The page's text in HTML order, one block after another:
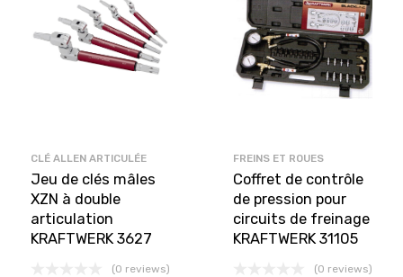
CLÉ ALLEN ARTICULÉE
Jeu de clés mâles
XZN à double
articulation
KRAFTWERK 3627
(0 reviews)
FREINS ET ROUES
Coffret de contrôle
de pression pour
circuits de freinage
KRAFTWERK 31105
(0 reviews)